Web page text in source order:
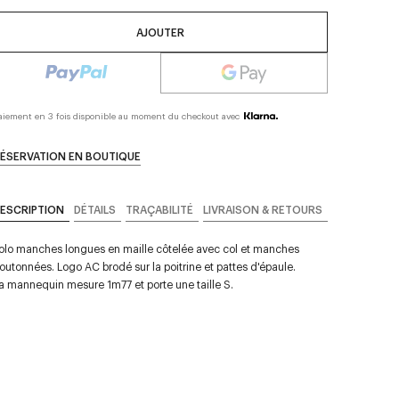
AJOUTER
en 3 fois disponible au moment du checkout avec
EN BOUTIQUE
DÉTAILS TRAÇABILITÉ LIVRAISON & RETOURS
manches longues en maille côtelée avec col et manches
Logo AC brodé sur la poitrine et pattes d'épaule.
mannequin mesure 1m77 et porte une taille S.